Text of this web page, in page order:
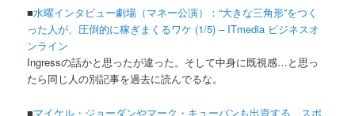
■水曜インタビュー劇場（マネー公演）：“大きな三角形”をつく
った人が、圧倒的に稼ぎまくるワケ (1/5) – ITmedia ビジネスオ
ンライン
Ingressの話かと思ったが違った。そして中身に既視感…と思っ
たら同じ人の別記事を過去に読んでるな。
■マイケル・ジョーダンやマーク・キューバンも出資する、スポ